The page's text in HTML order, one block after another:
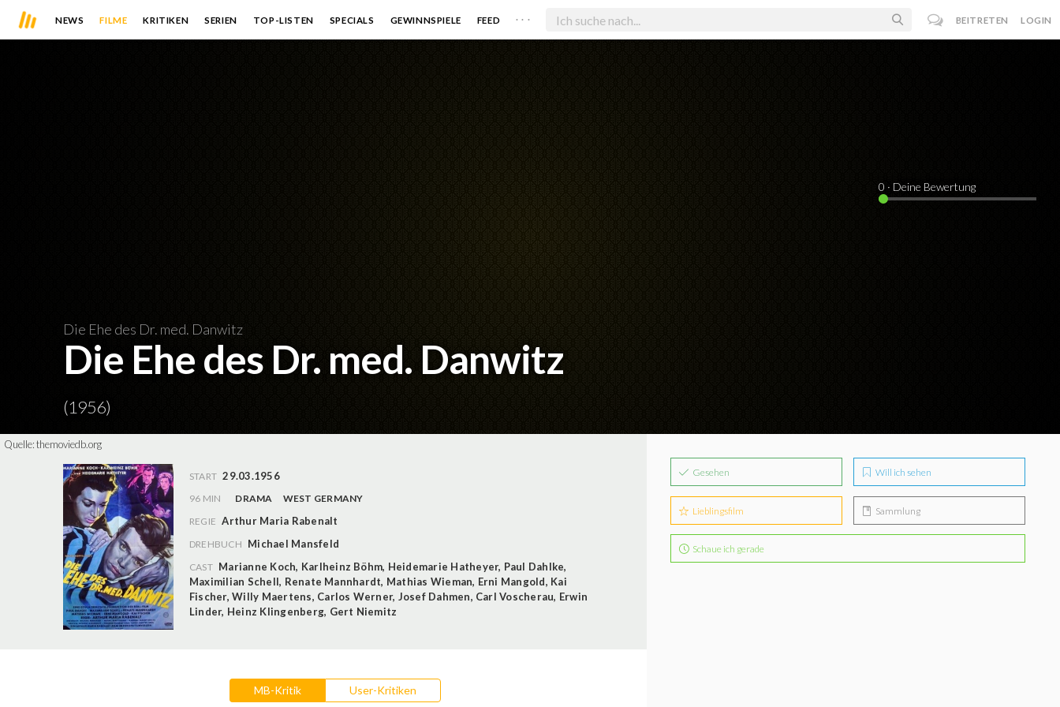
NEWS FILME KRITIKEN SERIEN TOP-LISTEN SPECIALS GEWINNSPIELE FEED . . . BEITRETEN LOGIN
Die Ehe des Dr. med. Danwitz
Die Ehe des Dr. med. Danwitz
(1956)
0 · Deine Bewertung
Quelle:themoviedb.org
START 29.03.1956
96 MIN DRAMA
WEST GERMANY
REGIE Arthur Maria Rabenalt
DREHBUCH Michael Mansfeld
CAST Marianne Koch, Karlheinz Böhm, Heidemarie Hatheyer, Paul Dahlke,
Maximilian Schell, Renate Mannhardt, Mathias Wieman, Erni Mangold, Kai
Fischer,Willy Maertens, Carlos Werner, Josef Dahmen, Carl Voscherau, Erwin
Linder, Heinz Klingenberg, Gert Niemitz
MB-Kritik User-Kritiken
Gesehen Will ich sehen
Lieblingsfilm Sammlung
Schaue ich gerade